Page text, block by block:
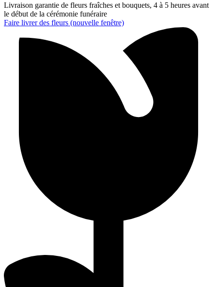
Livraison garantie de fleurs fraîches et bouquets, 4 à 5 heures avant
le début de la cérémonie funéraire
Faire livrer des fleurs (nouvelle fenêtre)